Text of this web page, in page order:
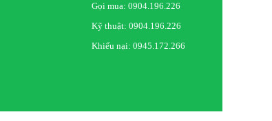
Gọi mua: 0904.196.226
Kỹ thuật: 0904.196.226
Khiếu nại: 0945.172.266